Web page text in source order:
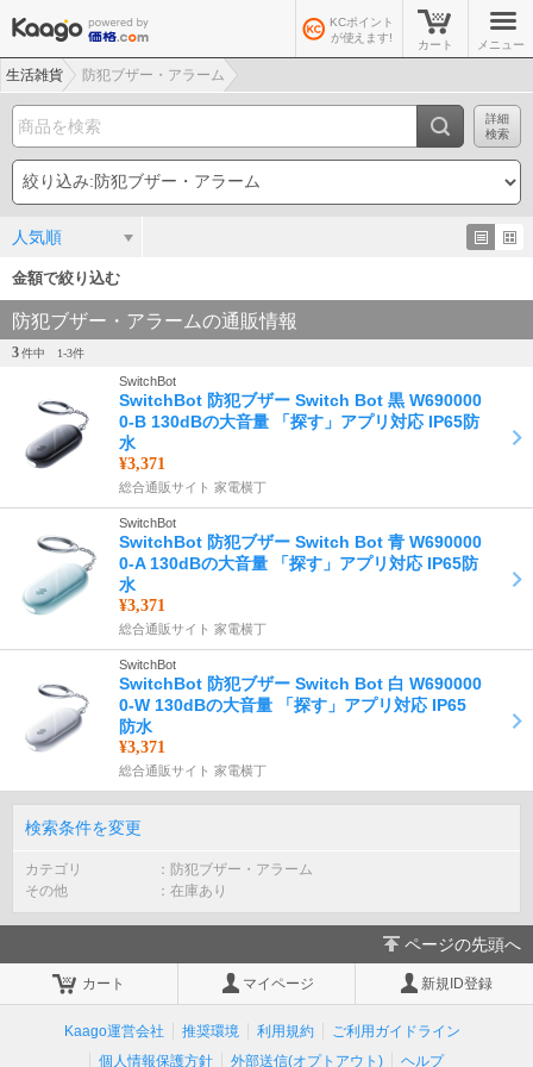
KCポイント
が使えます!
カート メニュー
生活雑貨 防犯ブザー・アラーム
詳細
検索
人気順
金額で絞り込む
防犯ブザー・アラームの通販情報
3件中 1-3件
SwitchBot
SwitchBot 防犯ブザー Switch Bot 黒 W690000
0-B 130dBの大音量 「探す」アプリ対応 IP65防
水
¥3,371
総合通販サイト 家電横丁
SwitchBot
SwitchBot 防犯ブザー Switch Bot 青 W690000
0-A 130dBの大音量 「探す」アプリ対応 IP65防
水
¥3,371
総合通販サイト 家電横丁
SwitchBot
SwitchBot 防犯ブザー Switch Bot 白 W690000
0-W 130dBの大音量 「探す」アプリ対応 IP65
防水
¥3,371
総合通販サイト 家電横丁
検索条件を変更
カテゴリ
防犯ブザー・アラーム
その他
在庫あり
ページの先頭へ
カート マイページ 新規ID登録
Kaago運営会社 推奨環境 利用規約
ご利用ガイドライン
個人情報保護方針
外部送信(オプトアウト) ヘルプ